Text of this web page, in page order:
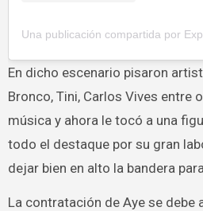
Una publicación compartida por
En dicho escenario pisaron
Bronco, Tini, Carlos Vives entre
música y ahora le tocó a una
todo el destaque por su gran
dejar bien en alto la bandera
La contratación de Aye se debe